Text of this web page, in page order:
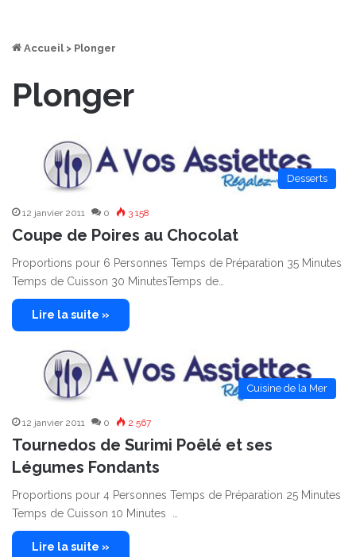
Accueil > Plonger
Plonger
Desserts
12 janvier 2011 0 3 158
Coupe de Poires au Chocolat
Proportions pour 6 Personnes Temps de Préparation 35 Minutes
Temps de Cuisson 30 MinutesTemps de…
Lire la suite »
Cuisine de la Mer
12 janvier 2011 0 2 567
Tournedos de Surimi Poêlé et ses
Légumes Fondants
Proportions pour 4 Personnes Temps de Préparation 25 Minutes
Temps de Cuisson 10 Minutes …
Lire la suite »